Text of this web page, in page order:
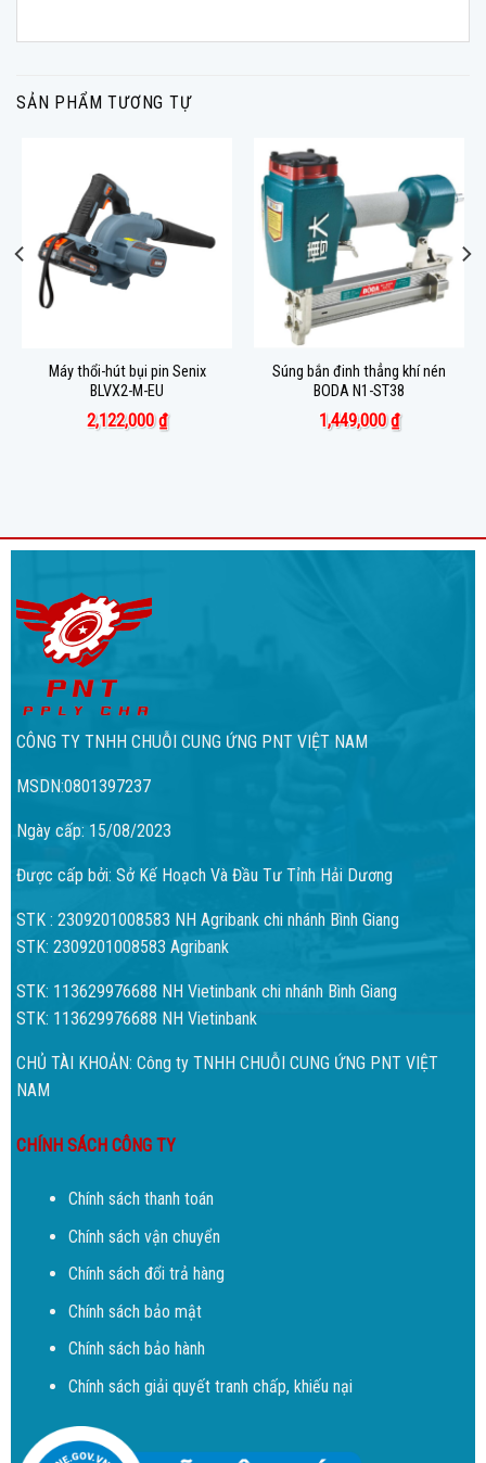
SẢN PHẨM TƯƠNG TỰ
Máy thổi-hút bụi pin Senix
BLVX2-M-EU
2,122,000₫
Súng bắn đinh thẳng khí nén
BODA N1-ST38
1,449,000₫
CÔNG TY TNHH CHUỖI CUNG ỨNG PNT VIỆT NAM
MSDN:0801397237
Ngày cấp: 15/08/2023
Được cấp bởi: Sở Kế Hoạch Và Đầu Tư Tỉnh Hải Dương
STK : 2309201008583 NH Agribank chi nhánh Bình Giang
STK: 2309201008583 Agribank
STK: 113629976688 NH Vietinbank chi nhánh Bình Giang
STK: 113629976688 NH Vietinbank
CHỦ TÀI KHOẢN: Công ty TNHH CHUỖI CUNG ỨNG PNT VIỆT
NAM
CHÍNH SÁCH CÔNG TY
Chính sách thanh toán
Chính sách vận chuyển
Chính sách đổi trả hàng
Chính sách bảo mật
Chính sách bảo hành
Chính sách giải quyết tranh chấp, khiếu nại